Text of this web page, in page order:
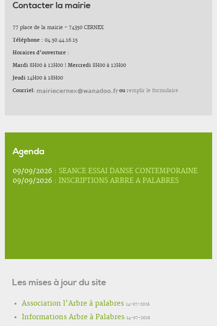
Contacter la mairie
77 place de la mairie - 74350 CERNEX
Téléphone : 04.50.44.16.15
Horaires d'ouverture :
Mardi 8H00 à 12H00 Mercredi 8H00 à 12H00
Jeudi 14H00 à 18H00
Courriel: ou remplir le formulaire
Agenda
09/09/2026 : SEANCE ESSAI DANSE CONTEMPORAINE
09/09/2026 : INSCRIPTIONS ARBRE A PALABRES
Les mises à jour du site
Association l'Arbre à palabres 14-07-2026
Informations Arbre à Palabres 14-07-2026